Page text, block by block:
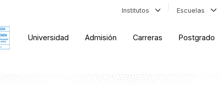
Institutos Escuelas
Universidad Admisión Carreras Postgrado